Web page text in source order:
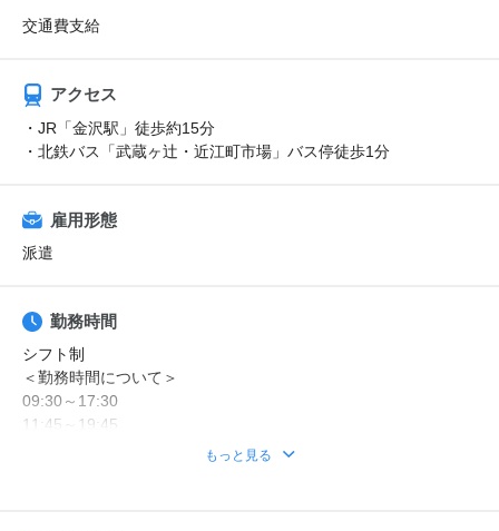
交通費支給
アクセス
・JR「金沢駅」徒歩約15分
・北鉄バス「武蔵ヶ辻・近江町市場」バス停徒歩1分
雇用形態
派遣
勤務時間
シフト制
＜勤務時間について＞
09:30～17:30
11:45～19:45
もっと見る